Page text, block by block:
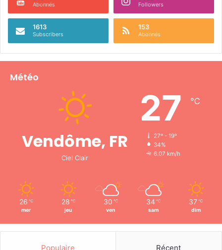
Abonnés Followers
1613
Subscribers
153
Abonnés
Météo
Vendôme, FR
Ciel Clair
27 ℃
27º - 19º
34%
6.07 km/h
26 ℃
mer
28 ℃
jeu
30 ℃
ven
34 ℃
sam
37 ℃
dim
Populaire Récent